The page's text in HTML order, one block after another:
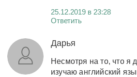
25.12.2019 в 23:28
Ответить
Дарья
Несмотря на то, что я
изучаю английский